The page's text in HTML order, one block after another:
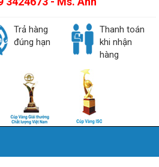
Trả hàng
đúng hạn
Thanh toán
khi nhận
hàng